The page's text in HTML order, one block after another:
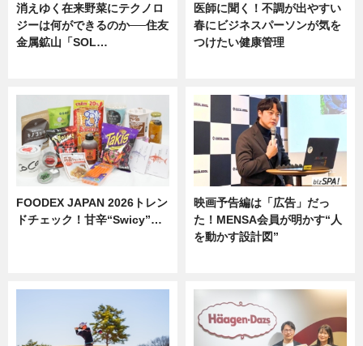
消えゆく在来野菜にテクノロ
ジーは何ができるのか──住友
金属鉱山「SOL…
医師に聞く！不調が出やすい
春にビジネスパーソンが気を
つけたい健康管理
FOODEX JAPAN 2026トレン
ドチェック！甘辛“Swicy”…
映画予告編は「広告」だっ
た！MENSA会員が明かす“人
を動かす設計図”